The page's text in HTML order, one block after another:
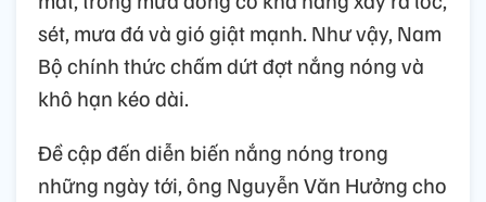
sét, mưa đá và gió giật mạnh. Như vậy, Nam
Bộ chính thức chấm dứt đợt nắng nóng và
khô hạn kéo dài.
Đề cập đến diễn biến nắng nóng trong
những ngày tới, ông Nguyễn Văn Hưởng cho